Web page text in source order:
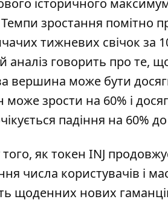
історичного
Темпи зростання помітно
тижневих свічок за
аналіз говорить про те,
вершина може бути
може зрости на 60% і
падіння на 60%
того, як токен INJ
числа користувачів і
щоденних нових